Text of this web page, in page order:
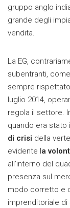
gruppo anglo
grande degli
vendita.
La EG,
subentranti,
sempre
luglio 2014,
regola il settore.
quando era stato
di crisi della
evidente la
all’interno del
presenza sul
modo corretto e
imprenditoriale